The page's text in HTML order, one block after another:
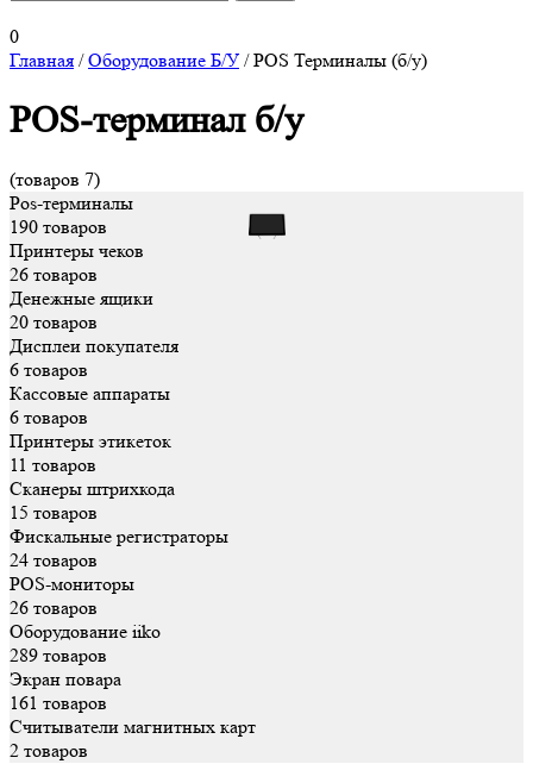
0
Главная /Оборудование Б/У /POS Терминалы (б/у)
POS-терминал б/у
(товаров 7)
Pos-терминалы
190 товаров
Принтеры чеков
26 товаров
Денежные ящики
20 товаров
Дисплеи покупателя
6 товаров
Кассовые аппараты
6 товаров
Принтеры этикеток
11 товаров
Сканеры штрихкода
15 товаров
Фискальные регистраторы
24 товаров
POS-мониторы
26 товаров
Оборудование iiko
289 товаров
Экран повара
161 товаров
Считыватели магнитных карт
2 товаров